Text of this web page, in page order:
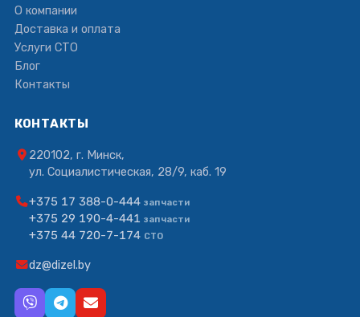
О компании
Доставка и оплата
Услуги СТО
Блог
Контакты
КОНТАКТЫ
220102, г. Минск,
ул. Социалистическая, 28/9, каб. 19
+375 17 388-0-444 запчасти
+375 29 190-4-441 запчасти
+375 44 720-7-174 СТО
dz@dizel.by